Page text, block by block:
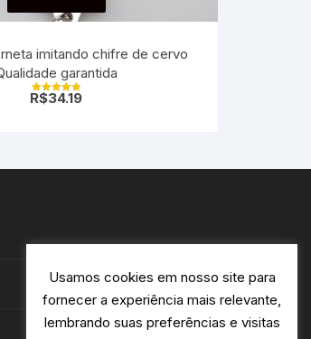
imitando chifre de cervo
garantida
Avaliação
R$34.19
Usamos cookies em nosso site para
fornecer a experiência mais relevante,
lembrando suas preferências e visitas